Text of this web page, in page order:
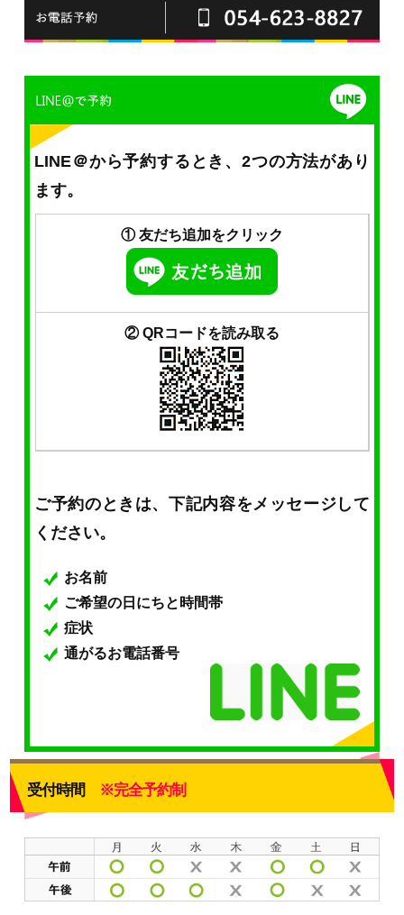
LINE＠から予約するとき、2つの方法があり
ます。
① 友だち追加をクリック
② QRコードを読み取る
ご予約のときは、下記内容をメッセージして
ください。
お名前
ご希望の日にちと時間帯
症状
通がるお電話番号
受付時間 ※完全予約制